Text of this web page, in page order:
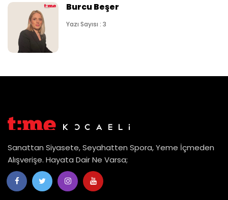
Burcu Beşer
Yazı Sayısı : 3
Sanattan Siyasete, Seyahatten Spora, Yeme İçmeden
Alışverişe. Hayata Dair Ne Varsa;